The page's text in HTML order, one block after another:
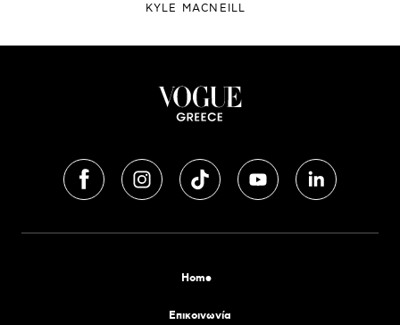
KYLE MACNEILL
Home
Επικοινωνία